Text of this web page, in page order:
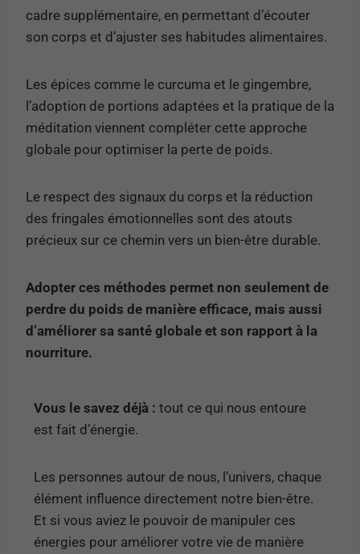
cadre supplémentaire, en permettant d’écouter
son corps et d’ajuster ses habitudes alimentaires.
Les épices comme le curcuma et le gingembre,
l’adoption de portions adaptées et la pratique de la
méditation viennent compléter cette approche
globale pour optimiser la perte de poids.
Le respect des signaux du corps et la réduction
des fringales émotionnelles sont des atouts
précieux sur ce chemin vers un bien-être durable.
Adopter ces méthodes permet non seulement de
perdre du poids de manière efficace, mais aussi
d’améliorer sa santé globale et son rapport à la
nourriture.
Vous le savez déjà : tout ce qui nous entoure
est fait d’énergie.
Les personnes autour de nous, l’univers, chaque
élément influence directement notre bien-être.
Et si vous aviez le pouvoir de manipuler ces
énergies pour améliorer votre vie de manière